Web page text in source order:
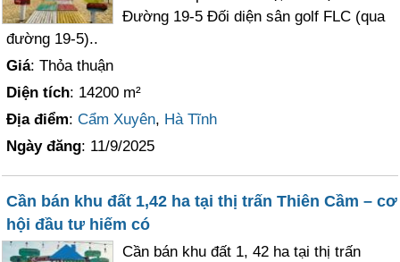
Đường 19-5 Đối diện sân golf FLC (qua
đường 19-5)..
Giá: Thỏa thuận
Diện tích: 14200 m²
Địa điểm:Cẩm Xuyên, Hà Tĩnh
Ngày đăng: 11/9/2025
Cần bán khu đất 1,42 ha tại thị trấn Thiên Cầm – cơ
hội đầu tư hiếm có
Cần bán khu đất 1, 42 ha tại thị trấn